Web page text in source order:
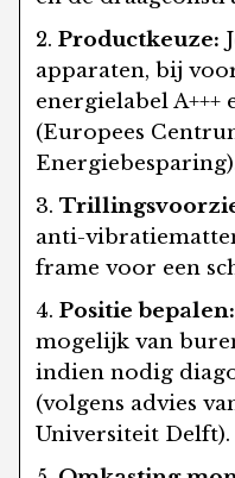
Productkeuze:
apparaten, bij
energielabel
(Europees
anti-
frame voor een
Positie bepalen:
mogelijk van
indien nodig
(volgens advies
Universiteit Delft).